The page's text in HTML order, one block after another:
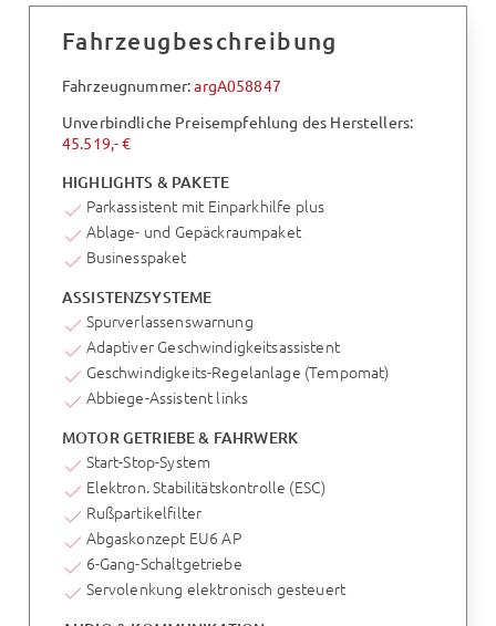
Fahrzeugbeschreibung
Fahrzeugnummer:argA058847
Unverbindliche Preisempfehlung des Herstellers:
45.519,- €
HIGHLIGHTS & PAKETE
Parkassistent mit Einparkhilfe plus
Ablage- und Gepäckraumpaket
Businesspaket
ASSISTENZSYSTEME
Spurverlassenswarnung
Adaptiver Geschwindigkeitsassistent
Geschwindigkeits-Regelanlage (Tempomat)
Abbiege-Assistent links
MOTOR GETRIEBE & FAHRWERK
Start-Stop-System
Elektron. Stabilitätskontrolle (ESC)
Rußpartikelfilter
Abgaskonzept EU6 AP
6-Gang-Schaltgetriebe
Servolenkung elektronisch gesteuert